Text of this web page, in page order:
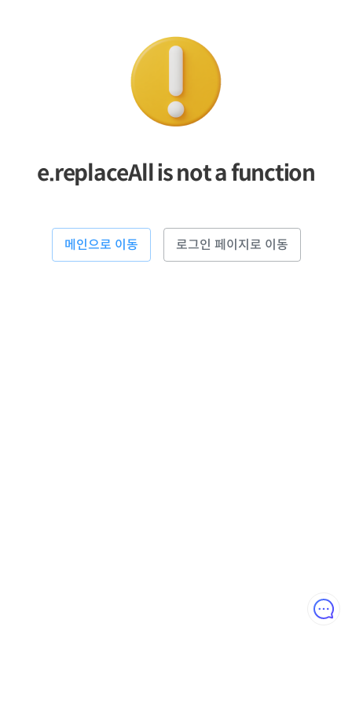
e.replaceAll is not a function
메인으로 이동 로그인 페이지로 이동